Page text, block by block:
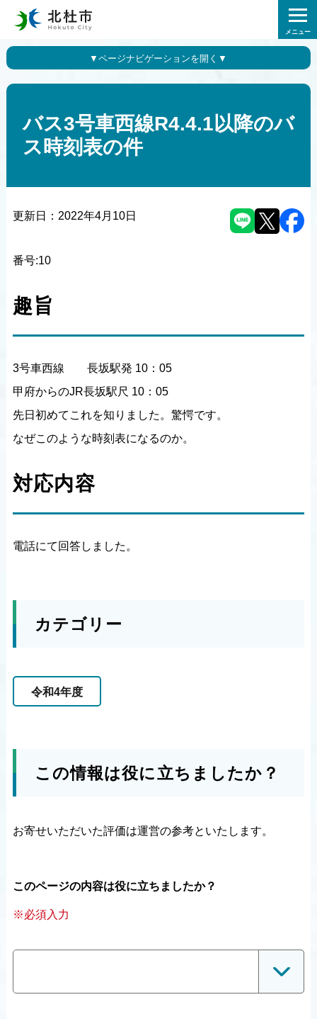
メニュー
バス3号車西線R4.4.1以降のバ
ス時刻表の件
更新日： 2022年4月10日
番号:10
趣旨
3号車西線 長坂駅発 10：05
甲府からのJR長坂駅尺 10：05
先日初めてこれを知りました。驚愕です。
なぜこのような時刻表になるのか。
対応内容
電話にて回答しました。
カテゴリー
令和4年度
この情報は役に立ちましたか？
お寄せいただいた評価は運営の参考といたします。
このページの内容は役に立ちましたか？
※必須入力